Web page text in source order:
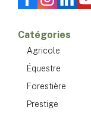
Catégories
Agricole
Équestre
Forestière
Prestige